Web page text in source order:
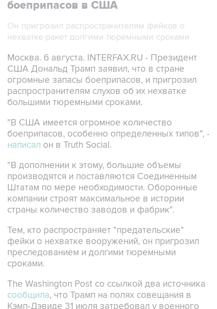
боеприпасов в США
Он пригрозил распространителям фейков о
нехватке ракет долгими тюремными сроками
Москва. 6 августа. INTERFAX.RU - Президент
США Дональд Трамп заявил, что в стране
огромные запасы боеприпасов, и пригрозил
распространителям слухов об их нехватке
большими тюремными сроками.
"В США имеется огромное количество
боеприпасов, особенно определенных типов", -
написал он в Truth Social.
"В дополнении к этому, большие объемы
производятся и поставляются Соединенным
Штатам по мере необходимости. Оборонные
компании строят максимальное в истории
страны количество заводов и фабрик".
Тем, кто распространяет "предательские"
фейки о нехватке вооружений, он пригрозил
преследованием и долгими тюремными
сроками.
The Washington Post со ссылкой два источника
сообщила, что Трамп на полях совещания в
Кэмп-Дэвиде 31 июля затребовал у военного